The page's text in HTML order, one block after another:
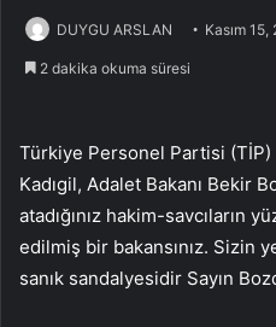
DUYGU ARSLAN Kasım 15,
2 dakika okuma süresi
Türkiye Personel Partisi
Kadıgil, Adalet Bakanı Bekir
atadığınız hakim-savcıların
edilmiş bir bakansınız. Sizin
sanık sandalyesidir Sayın